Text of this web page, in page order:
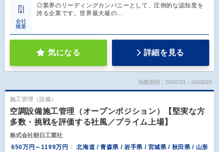
会社
概要
◎業界のリーディングカンパニーとして、圧倒的な認知度を
誇る企業です。世界最大級の…
気になる 詳細を見る
掲載期間：26/07/31～26/08/20
施工管理（設備）
空調設備施工管理（オープンポジション）【堅実な方
多数・挑戦を評価する社風／プライム上場】
株式会社朝日工業社
650万円～1199万円
北海道 / 青森県 / 岩手県 / 宮城県 / 秋田県 / 山形